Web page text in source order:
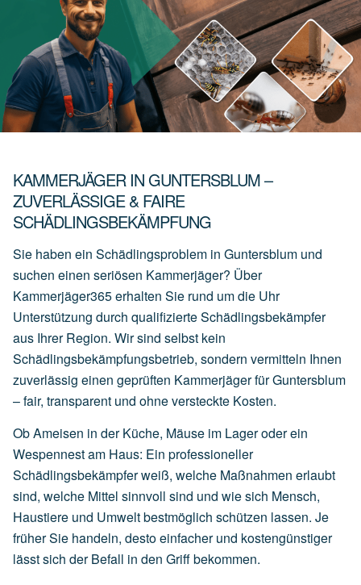
KAMMERJÄGER IN GUNTERSBLUM –
ZUVERLÄSSIGE & FAIRE
SCHÄDLINGSBEKÄMPFUNG
Sie haben ein Schädlingsproblem in Guntersblum und
suchen einen seriösen Kammerjäger? Über
Kammerjäger365 erhalten Sie rund um die Uhr
Unterstützung durch qualifizierte Schädlingsbekämpfer
aus Ihrer Region. Wir sind selbst kein
Schädlingsbekämpfungsbetrieb, sondern vermitteln Ihnen
zuverlässig einen geprüften Kammerjäger für Guntersblum
– fair, transparent und ohne versteckte Kosten.
Ob Ameisen in der Küche, Mäuse im Lager oder ein
Wespennest am Haus: Ein professioneller
Schädlingsbekämpfer weiß, welche Maßnahmen erlaubt
sind, welche Mittel sinnvoll sind und wie sich Mensch,
Haustiere und Umwelt bestmöglich schützen lassen. Je
früher Sie handeln, desto einfacher und kostengünstiger
lässt sich der Befall in den Griff bekommen.